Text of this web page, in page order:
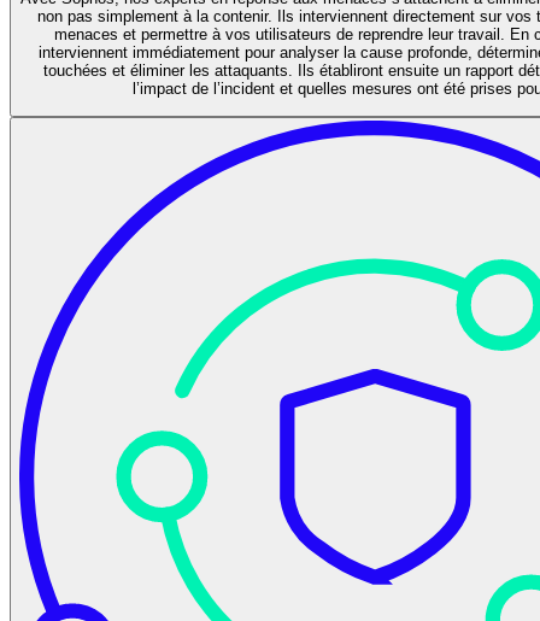
non pas simplement à la contenir. Ils interviennent directement sur vos
menaces et permettre à vos utilisateurs de reprendre leur travail. En
interviennent immédiatement pour analyser la cause profonde,
touchées et éliminer les attaquants. Ils établiront ensuite un rapport
l’impact de l’incident et quelles mesures ont été prises